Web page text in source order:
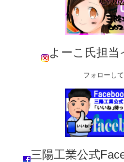
よーこ氏担当
フォローし
三陽工業公式